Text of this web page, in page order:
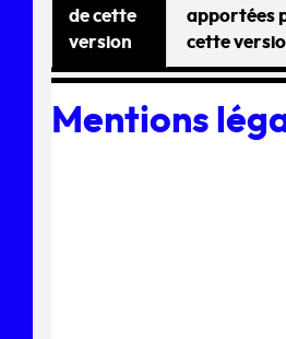
de cette
version
apportées
cette